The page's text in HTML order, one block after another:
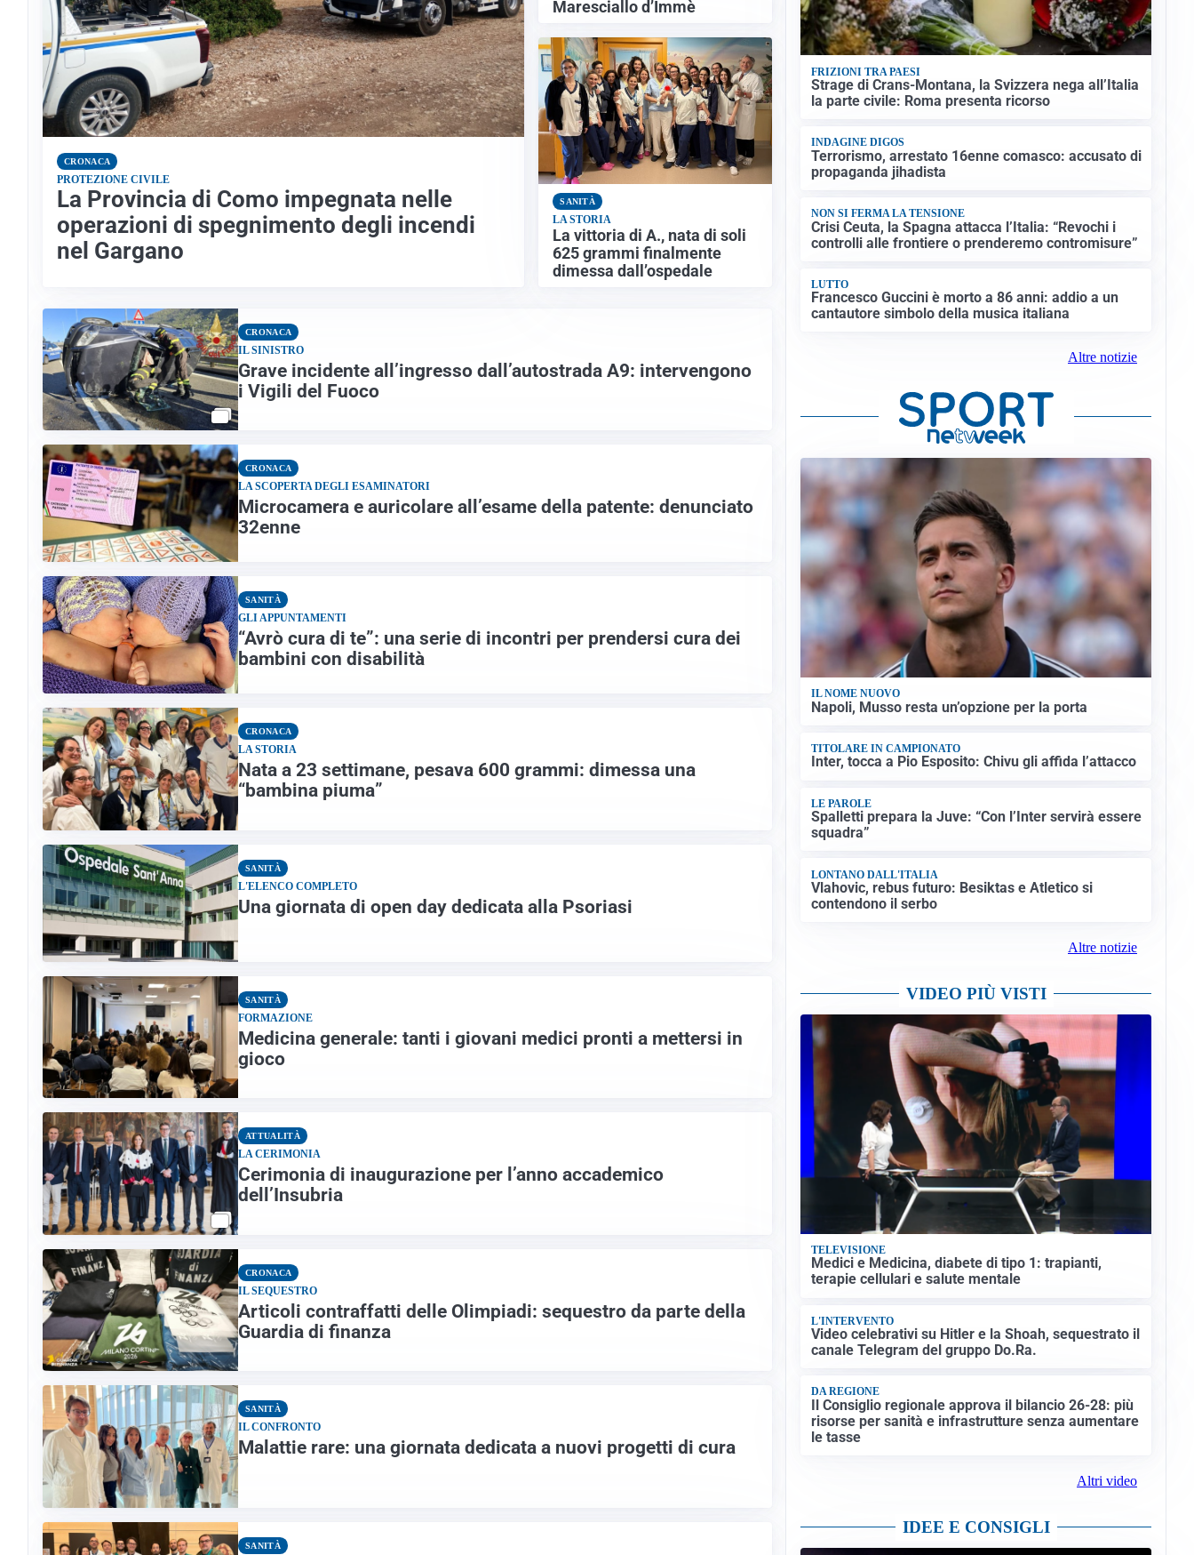
CRONACA
PROTEZIONE CIVILE
La Provincia di Como impegnata nelle
operazioni di spegnimento degli incendi
nel Gargano
Maresciallo d’Immè
SANITÀ
LA STORIA
La vittoria di A., nata di soli
625 grammi finalmente
dimessa dall’ospedale
CRONACA
IL SINISTRO
Grave incidente all’ingresso dall’autostrada A9: intervengono
i Vigili del Fuoco
CRONACA
LA SCOPERTA DEGLI ESAMINATORI
Microcamera e auricolare all’esame della patente: denunciato
32enne
SANITÀ
GLI APPUNTAMENTI
“Avrò cura di te”: una serie di incontri per prendersi cura dei
bambini con disabilità
CRONACA
LA STORIA
Nata a 23 settimane, pesava 600 grammi: dimessa una
“bambina piuma”
SANITÀ
L'ELENCO COMPLETO
Una giornata di open day dedicata alla Psoriasi
SANITÀ
FORMAZIONE
Medicina generale: tanti i giovani medici pronti a mettersi in
gioco
ATTUALITÀ
LA CERIMONIA
Cerimonia di inaugurazione per l’anno accademico
dell’Insubria
CRONACA
IL SEQUESTRO
Articoli contraffatti delle Olimpiadi: sequestro da parte della
Guardia di finanza
SANITÀ
IL CONFRONTO
Malattie rare: una giornata dedicata a nuovi progetti di cura
SANITÀ
FRIZIONI TRA PAESI
Strage di Crans-Montana, la Svizzera nega all’Italia
la parte civile: Roma presenta ricorso
INDAGINE DIGOS
Terrorismo, arrestato 16enne comasco: accusato di
propaganda jihadista
NON SI FERMA LA TENSIONE
Crisi Ceuta, la Spagna attacca l’Italia: “Revochi i
controlli alle frontiere o prenderemo contromisure”
LUTTO
Francesco Guccini è morto a 86 anni: addio a un
cantautore simbolo della musica italiana
Altre notizie
IL NOME NUOVO
Napoli, Musso resta un’opzione per la porta
TITOLARE IN CAMPIONATO
Inter, tocca a Pio Esposito: Chivu gli affida l’attacco
LE PAROLE
Spalletti prepara la Juve: “Con l’Inter servirà essere
squadra”
LONTANO DALL'ITALIA
Vlahovic, rebus futuro: Besiktas e Atletico si
contendono il serbo
Altre notizie
VIDEO PIÙ VISTI
TELEVISIONE
Medici e Medicina, diabete di tipo 1: trapianti,
terapie cellulari e salute mentale
L'INTERVENTO
Video celebrativi su Hitler e la Shoah, sequestrato il
canale Telegram del gruppo Do.Ra.
DA REGIONE
Il Consiglio regionale approva il bilancio 26-28: più
risorse per sanità e infrastrutture senza aumentare
le tasse
Altri video
IDEE E CONSIGLI